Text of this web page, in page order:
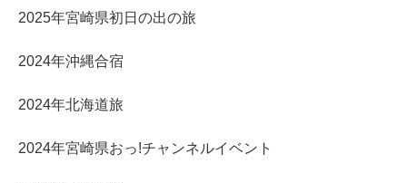
2025年宮崎県初日の出の旅
2024年沖縄合宿
2024年北海道旅
2024年宮崎県おっ!チャンネルイベント